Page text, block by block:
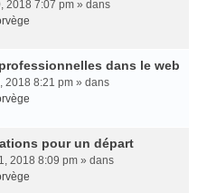
2018 7:07 pm » dans
dans le web
2018 8:21 pm » dans
pour un départ
2018 8:09 pm » dans